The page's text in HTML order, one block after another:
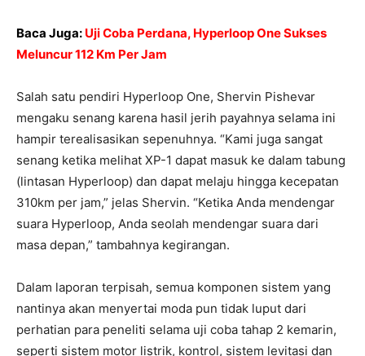
Baca Juga: Uji Coba Perdana, Hyperloop One Sukses
Meluncur 112 Km Per Jam
Salah satu pendiri Hyperloop One, Shervin Pishevar
mengaku senang karena hasil jerih payahnya selama ini
hampir terealisasikan sepenuhnya. “Kami juga sangat
senang ketika melihat XP-1 dapat masuk ke dalam tabung
(lintasan Hyperloop) dan dapat melaju hingga kecepatan
310km per jam,” jelas Shervin. “Ketika Anda mendengar
suara Hyperloop, Anda seolah mendengar suara dari
masa depan,” tambahnya kegirangan.
Dalam laporan terpisah, semua komponen sistem yang
nantinya akan menyertai moda pun tidak luput dari
perhatian para peneliti selama uji coba tahap 2 kemarin,
seperti sistem motor listrik, kontrol, sistem levitasi dan